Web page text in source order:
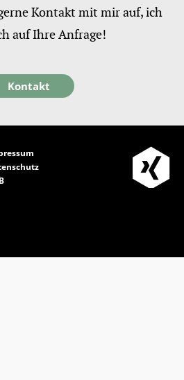
Kontakt mit mir auf, ich
auf Ihre Anfrage!
Kontakt